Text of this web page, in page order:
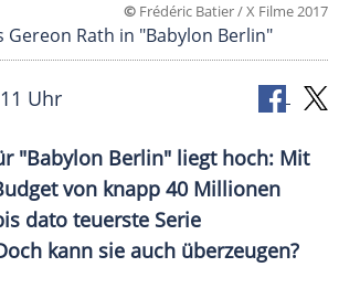
© Frédéric Batier / X Filme 2017
Gereon Rath in "Babylon Berlin"
Uhr
"Babylon Berlin" liegt hoch: Mit
von knapp 40 Millionen
dato teuerste Serie
kann sie auch überzeugen?